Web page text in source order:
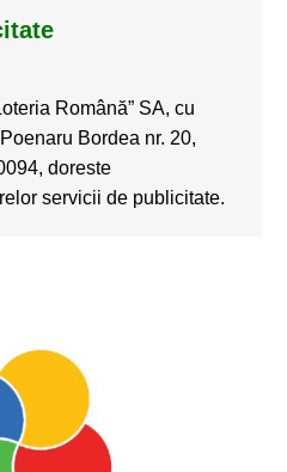
Română” SA, cu
Bordea nr. 20,
doreste
servicii de publicitate.